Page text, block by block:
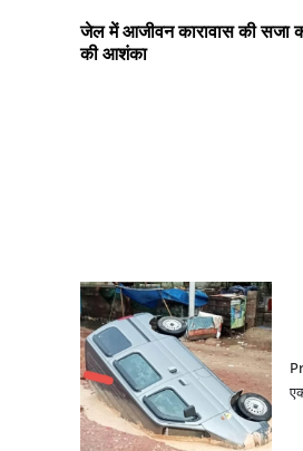
जेल में आजीवन कारावास की सजा
की आशंका